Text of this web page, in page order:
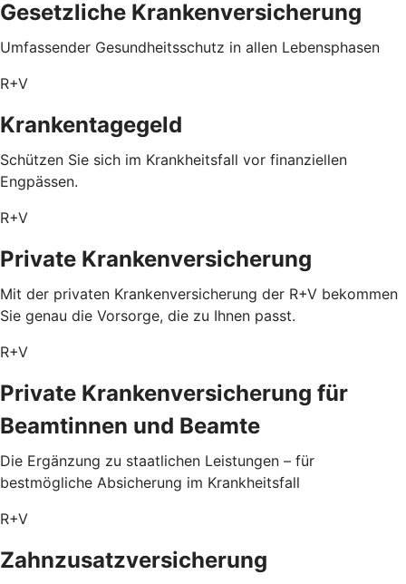
Gesetzliche Krankenversicherung
Umfassender Gesundheitsschutz in allen Lebensphasen
R+V
Krankentagegeld
Schützen Sie sich im Krankheitsfall vor finanziellen
Engpässen.
R+V
Private Krankenversicherung
Mit der privaten Krankenversicherung der R+V bekommen
Sie genau die Vorsorge, die zu Ihnen passt.
R+V
Private Krankenversicherung für
Beamtinnen und Beamte
Die Ergänzung zu staatlichen Leistungen – für
bestmögliche Absicherung im Krankheitsfall
R+V
Zahnzusatzversicherung